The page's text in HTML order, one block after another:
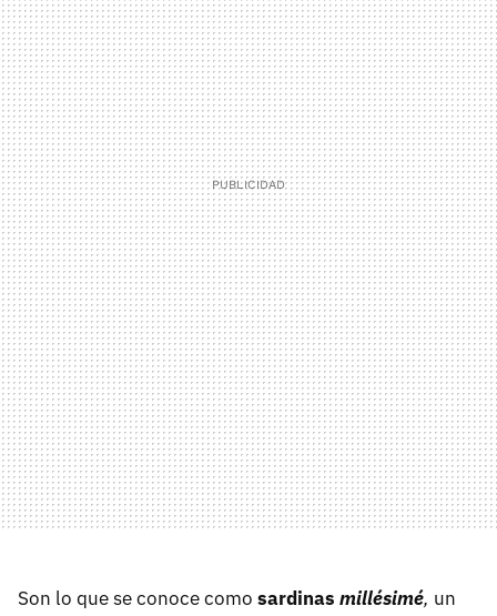
Son lo que se conoce como sardinas millésimé, un